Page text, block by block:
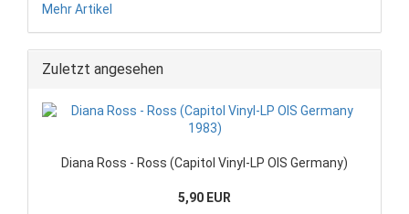
Mehr Artikel
Zuletzt angesehen
Diana Ross - Ross (Capitol Vinyl-LP OIS Germany)
5,90 EUR